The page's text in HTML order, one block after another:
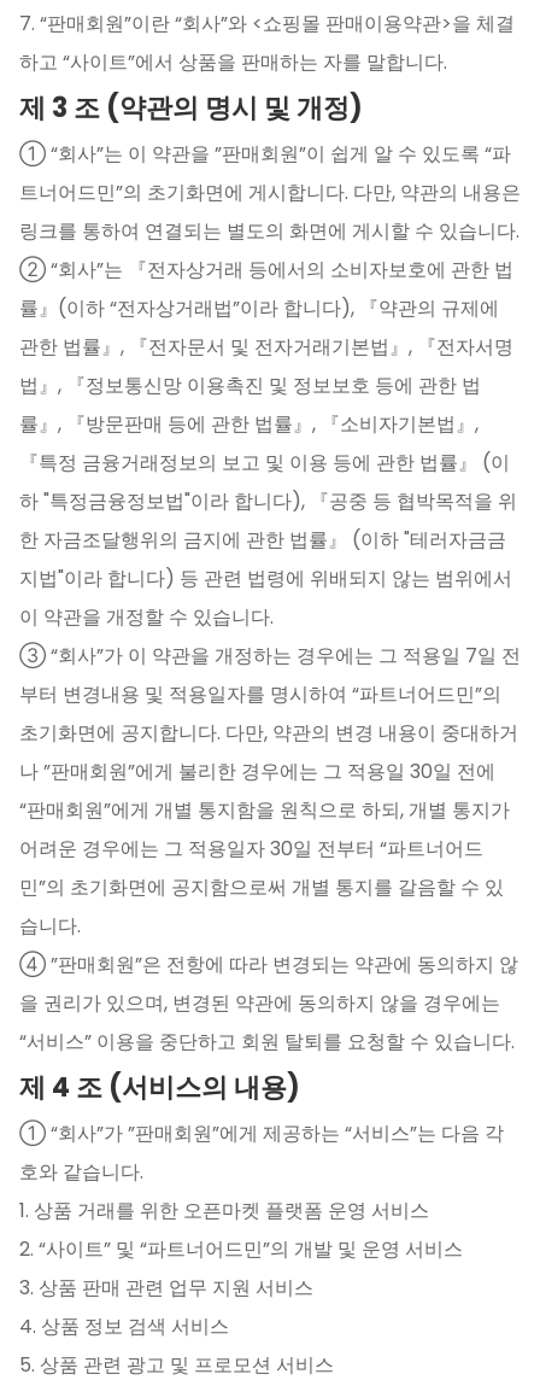
7. “판매회원”이란 “회사”와 <쇼핑몰 판매이용약관>을 체결
하고 “사이트”에서 상품을 판매하는 자를 말합니다.
제 3 조 (약관의 명시 및 개정)
① “회사”는 이 약관을 ”판매회원”이 쉽게 알 수 있도록 “파
트너어드민”의 초기화면에 게시합니다. 다만, 약관의 내용은
링크를 통하여 연결되는 별도의 화면에 게시할 수 있습니다.
② “회사”는 『전자상거래 등에서의 소비자보호에 관한 법
률』(이하 “전자상거래법”이라 합니다), 『약관의 규제에
관한 법률』, 『전자문서 및 전자거래기본법』, 『전자서명
법』, 『정보통신망 이용촉진 및 정보보호 등에 관한 법
률』, 『방문판매 등에 관한 법률』, 『소비자기본법』,
『특정 금융거래정보의 보고 및 이용 등에 관한 법률』 (이
하 "특정금융정보법"이라 합니다), 『공중 등 협박목적을 위
한 자금조달행위의 금지에 관한 법률』 (이하 "테러자금금
지법"이라 합니다) 등 관련 법령에 위배되지 않는 범위에서
이 약관을 개정할 수 있습니다.
③ “회사”가 이 약관을 개정하는 경우에는 그 적용일 7일 전
부터 변경내용 및 적용일자를 명시하여 “파트너어드민”의
초기화면에 공지합니다. 다만, 약관의 변경 내용이 중대하거
나 ”판매회원”에게 불리한 경우에는 그 적용일 30일 전에
“판매회원”에게 개별 통지함을 원칙으로 하되, 개별 통지가
어려운 경우에는 그 적용일자 30일 전부터 “파트너어드
민”의 초기화면에 공지함으로써 개별 통지를 갈음할 수 있
습니다.
④ ”판매회원”은 전항에 따라 변경되는 약관에 동의하지 않
을 권리가 있으며, 변경된 약관에 동의하지 않을 경우에는
“서비스” 이용을 중단하고 회원 탈퇴를 요청할 수 있습니다.
제 4 조 (서비스의 내용)
① “회사”가 ”판매회원”에게 제공하는 “서비스”는 다음 각
호와 같습니다.
1. 상품 거래를 위한 오픈마켓 플랫폼 운영 서비스
2. “사이트” 및 “파트너어드민”의 개발 및 운영 서비스
3. 상품 판매 관련 업무 지원 서비스
4. 상품 정보 검색 서비스
5. 상품 관련 광고 및 프로모션 서비스